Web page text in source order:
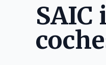
SAIC